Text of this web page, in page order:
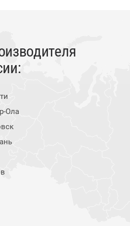
Ола